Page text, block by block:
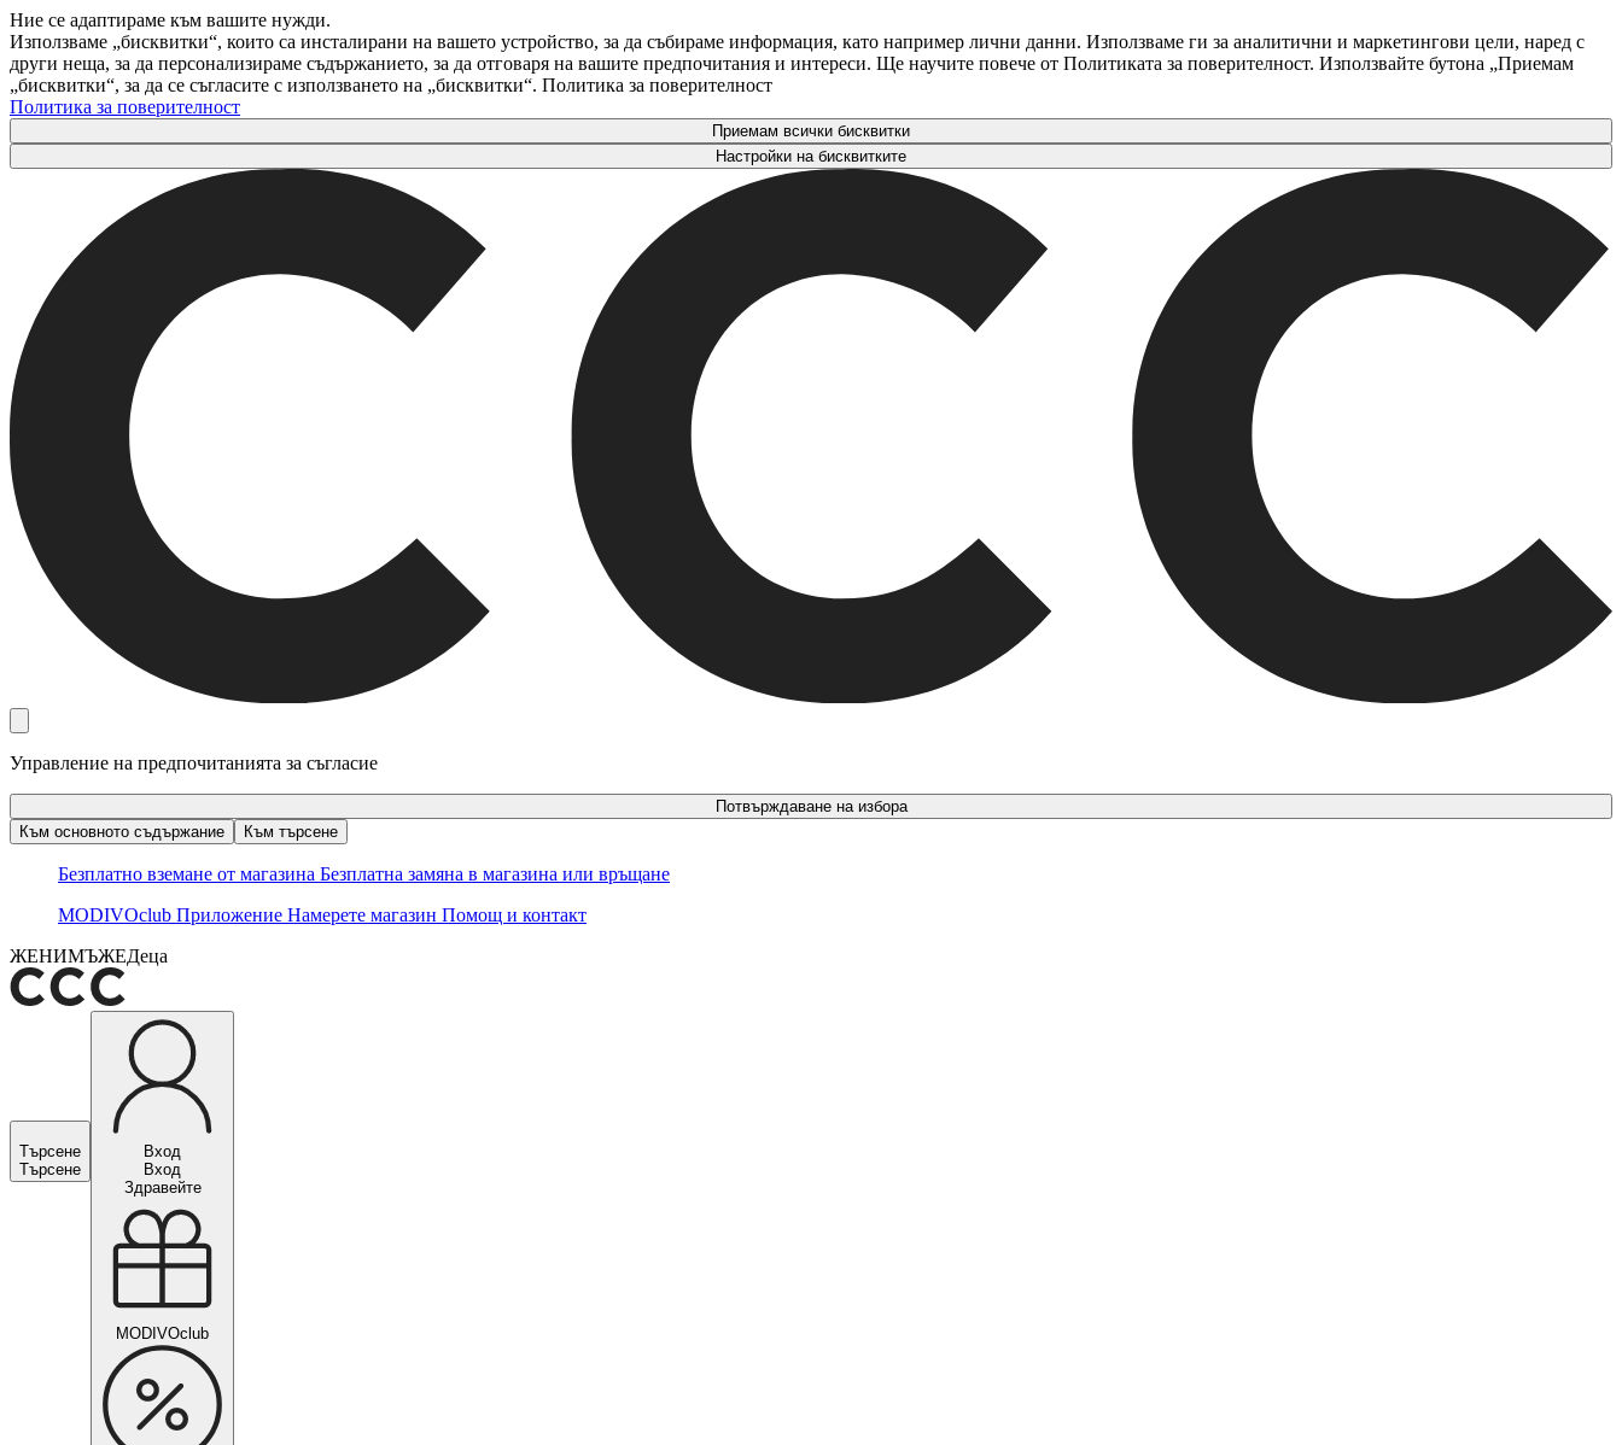
Ние се адаптираме към вашите нужди.
Използваме „бисквитки“, които са инсталирани на вашето устройство, за да събираме информация, като например лични данни. Използваме ги за аналитични и маркетингови цели, наред с
други неща, за да персонализираме съдържанието, за да отговаря на вашите предпочитания и интереси. Ще научите повече от Политиката за поверителност. Използвайте бутона „Приемам
„бисквитки“, за да се съгласите с използването на „бисквитки“. Политика за поверителност
Политика за поверителност
Приемам всички бисквитки
Настройки на бисквитките
Управление на предпочитанията за съгласие
Потвърждаване на избора
Към основното съдържание
Към търсене
Безплатно вземане от магазина Безплатна замяна в магазина или връщане
MODIVOclub Приложение Намерете магазин Помощ и контакт
ЖЕНИМЪЖЕДеца
Търсене
Търсене
Вход
Вход
Здравейте
MODIVOclub